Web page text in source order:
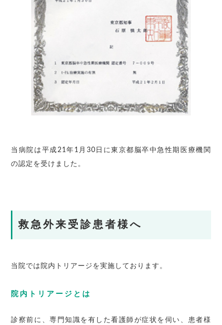
当病院は平成21年1月30日に東京都脳卒中急性期医療機関
の認定を受けました。
救急外来受診患者様へ
当院では院内トリアージを実施しております。
院内トリアージとは
診察前に、専門知識を有した看護師が症状を伺い、患者様